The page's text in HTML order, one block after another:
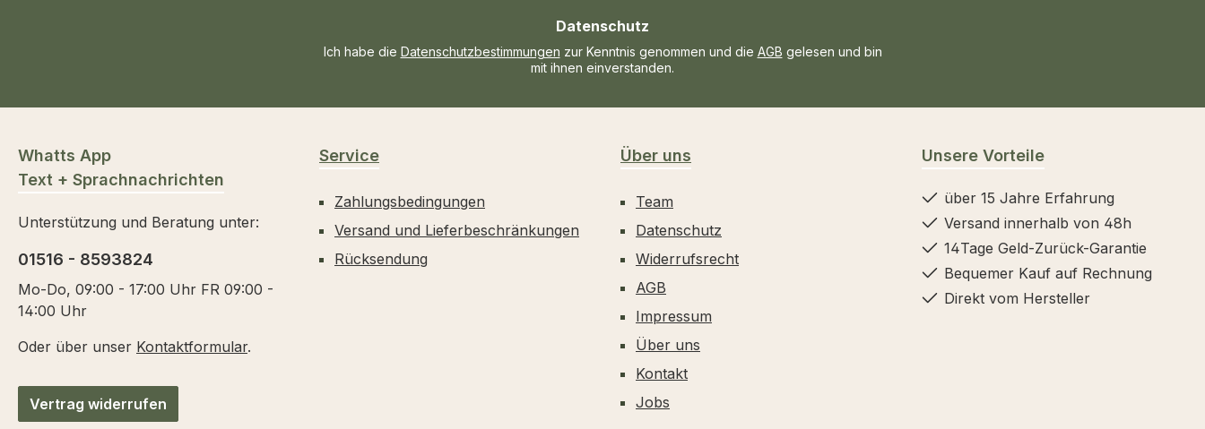
Datenschutz
Ich habe die Datenschutzbestimmungen zur Kenntnis genommen und die AGB gelesen und bin
mit ihnen einverstanden.
Whatts App
Text + Sprachnachrichten
Unterstützung und Beratung unter:
01516 - 8593824
Mo-Do, 09:00 - 17:00 Uhr FR 09:00 -
14:00 Uhr
Oder über unser Kontaktformular.
Vertrag widerrufen
Service
Zahlungsbedingungen
Versand und Lieferbeschränkungen
Rücksendung
Über uns
Team
Datenschutz
Widerrufsrecht
AGB
Impressum
Über uns
Kontakt
Jobs
Unsere Vorteile
über 15 Jahre Erfahrung
Versand innerhalb von 48h
14Tage Geld-Zurück-Garantie
Bequemer Kauf auf Rechnung
Direkt vom Hersteller